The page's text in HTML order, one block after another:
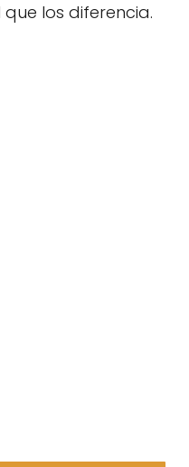
los diferencia.